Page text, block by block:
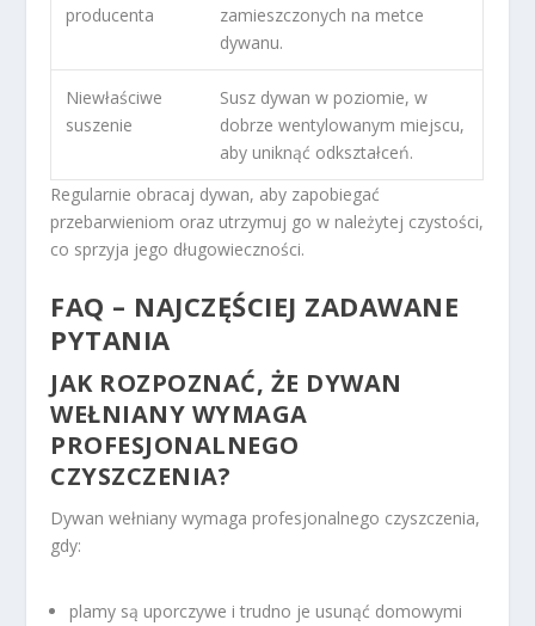
producenta
zamieszczonych na metce
dywanu.
Niewłaściwe
suszenie
Susz dywan w poziomie, w
dobrze wentylowanym miejscu,
aby uniknąć odkształceń.
Regularnie obracaj dywan, aby zapobiegać
przebarwieniom oraz utrzymuj go w należytej czystości,
co sprzyja jego długowieczności.
FAQ – NAJCZĘŚCIEJ ZADAWANE
PYTANIA
JAK ROZPOZNAĆ, ŻE DYWAN
WEŁNIANY WYMAGA
PROFESJONALNEGO
CZYSZCZENIA?
Dywan wełniany wymaga profesjonalnego czyszczenia,
gdy:
plamy są uporczywe i trudno je usunąć domowymi